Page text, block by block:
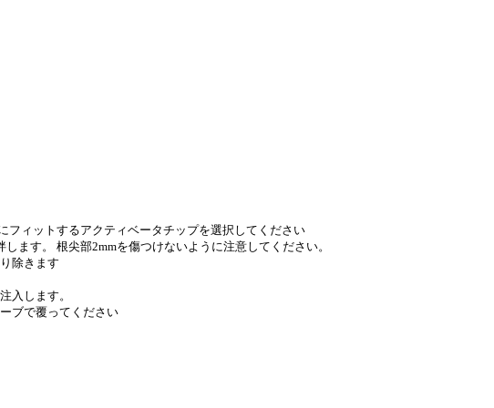
フィットするアクティベータチップを選択してください
ます。 根尖部2mmを傷つけないように注意してください。
除きます
入します。
ブで覆ってください